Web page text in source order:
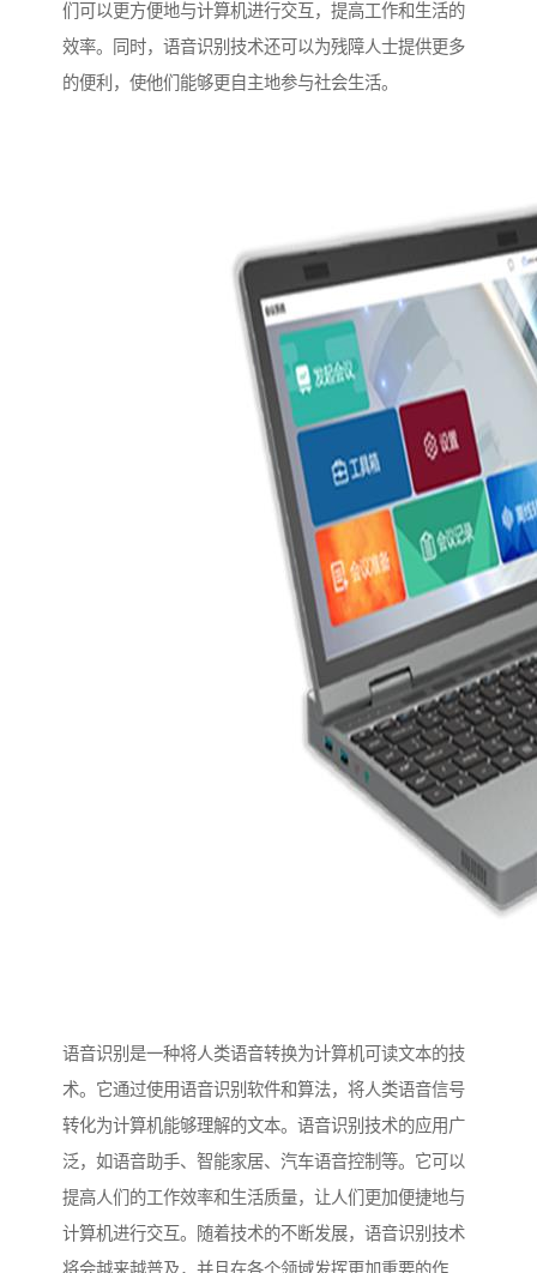
们可以更方便地与计算机进行交互，提高工作和生活的
效率。同时，语音识别技术还可以为残障人士提供更多
的便利，使他们能够更自主地参与社会生活。
语音识别是一种将人类语音转换为计算机可读文本的技
术。它通过使用语音识别软件和算法，将人类语音信号
转化为计算机能够理解的文本。语音识别技术的应用广
泛，如语音助手、智能家居、汽车语音控制等。它可以
提高人们的工作效率和生活质量，让人们更加便捷地与
计算机进行交互。随着技术的不断发展，语音识别技术